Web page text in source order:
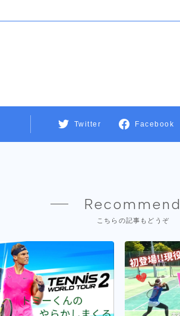
Twitter Facebook
Recommend
こちらの記事もどうぞ